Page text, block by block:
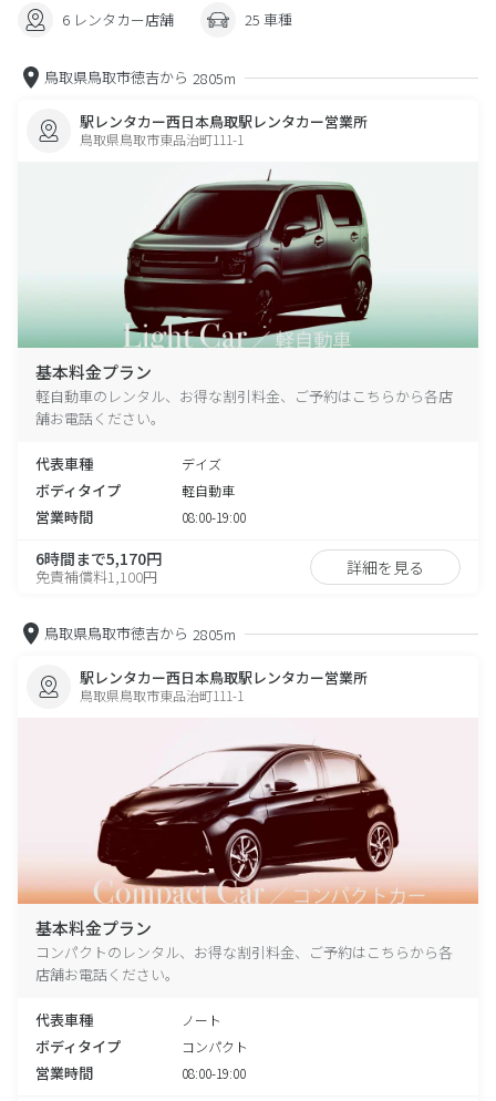
6 レンタカー店舗 25 車種
鳥取県鳥取市徳吉から 2805m
駅レンタカー西日本鳥取駅レンタカー営業所
鳥取県鳥取市東品治町111-1
基本料金プラン
軽自動車のレンタル、お得な割引料金、ご予約はこちらから各店
舗お電話ください。
代表車種 デイズ
ボディタイプ 軽自動車
営業時間 08:00-19:00
6時間まで5,170円
免責補償料1,100円 詳細を見る
鳥取県鳥取市徳吉から 2805m
駅レンタカー西日本鳥取駅レンタカー営業所
鳥取県鳥取市東品治町111-1
基本料金プラン
コンパクトのレンタル、お得な割引料金、ご予約はこちらから各
店舗お電話ください。
代表車種 ノート
ボディタイプ コンパクト
営業時間 08:00-19:00